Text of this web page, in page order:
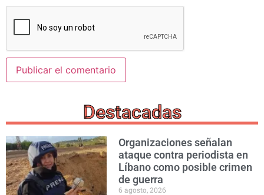
Destacadas
Organizaciones señalan
ataque contra periodista en
Líbano como posible crimen
de guerra
6 agosto, 2026